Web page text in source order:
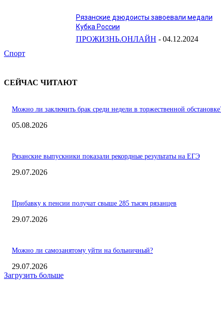
Спорт
Рязанские дзюдоисты завоевали медали
Кубка России
ПРОЖИЗНЬ.ОНЛАЙН - 04.12.2024
СЕЙЧАС ЧИТАЮТ
Можно ли заключить брак среди недели в торжественной
05.08.2026
Рязанские выпускники показали рекордные результаты на ЕГЭ
29.07.2026
Прибавку к пенсии получат свыше 285 тысяч рязанцев
29.07.2026
Можно ли самозанятому уйти на больничный?
29.07.2026
Загрузить больше